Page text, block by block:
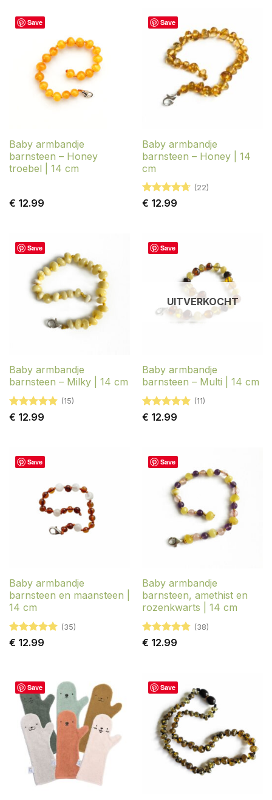
Save
Baby armbandje
barnsteen – Honey
troebel | 14 cm
€ 12.99
Save
Baby armbandje
barnsteen – Honey | 14
cm
Gewaardeerd
(22)
€ 12.99
Save
Baby armbandje
barnsteen – Milky | 14 cm
Gewaardeerd
(15)
€ 12.99
Save
UITVERKOCHT
Baby armbandje
barnsteen – Multi | 14 cm
Gewaardeerd
(11)
€ 12.99
Save
Baby armbandje
barnsteen en maansteen |
14 cm
Gewaardeerd
(35)
€ 12.99
Save
Baby armbandje
barnsteen, amethist en
rozenkwarts | 14 cm
Gewaardeerd
(38)
€ 12.99
Save Save